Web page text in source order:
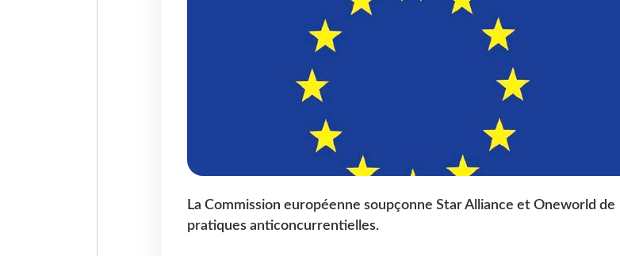
La Commission européenne soupçonne Star Alliance et Oneworld de
pratiques anticoncurrentielles.